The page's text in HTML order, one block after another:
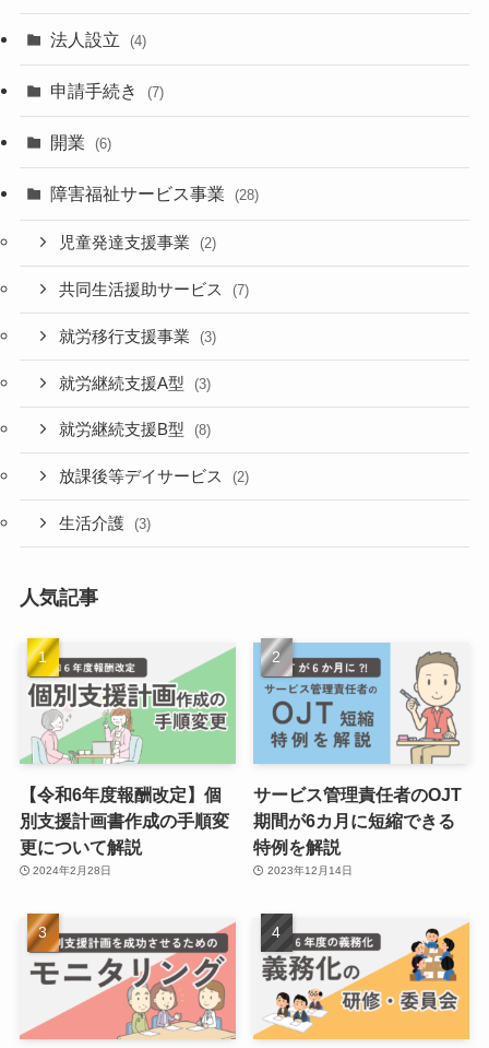
法人設立 (4)
申請手続き (7)
開業 (6)
障害福祉サービス事業 (28)
児童発達支援事業 (2)
共同生活援助サービス (7)
就労移行支援事業 (3)
就労継続支援A型 (3)
就労継続支援B型 (8)
放課後等デイサービス (2)
生活介護 (3)
人気記事
【令和6年度報酬改定】個
別支援計画書作成の手順変
更について解説
2024年2月28日
サービス管理責任者のOJT
期間が6カ月に短縮できる
特例を解説
2023年12月14日